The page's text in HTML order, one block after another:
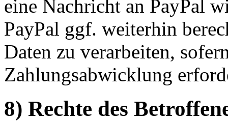
eine Nachricht an PayPal
PayPal ggf. weiterhin
Daten zu verarbeiten,
Zahlungsabwicklung
8) Rechte des